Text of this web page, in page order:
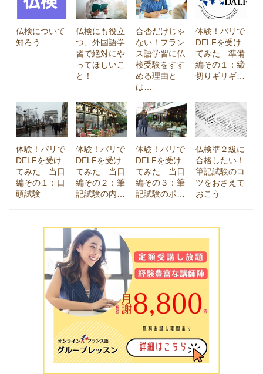
仏検について
知ろう
仏検にも役立
つ、外国語学
習で絶対にや
ってほしいこ
と！
合否だけじゃ
ない！フラン
ス語学習に仏
検受験をすす
める理由と
は…
体験！パリで
DELFを受け
てみた 準備
編その１：締
切りギリギ…
体験！パリで
DELFを受け
てみた 当日
編その１：口
頭試験
体験！パリで
DELFを受け
てみた 当日
編その２：筆
記試験の内…
体験！パリで
DELFを受け
てみた 当日
編その３：筆
記試験のポ…
仏検準２級に
合格したい！
筆記試験のコ
ツをおさえて
おこう